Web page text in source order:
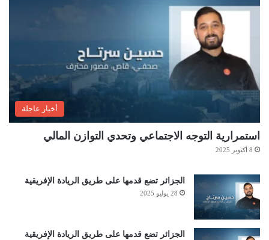
أخبار عاجلة
استمرارية التوجه الاجتماعي وتحدي التوازن المالي
8 أكتوبر 2025
الجزائر تضع قدمها على طريق الريادة الإفريقية
28 يوليو 2025
الجزائر تضع قدمها على طريق الريادة الإفريقية